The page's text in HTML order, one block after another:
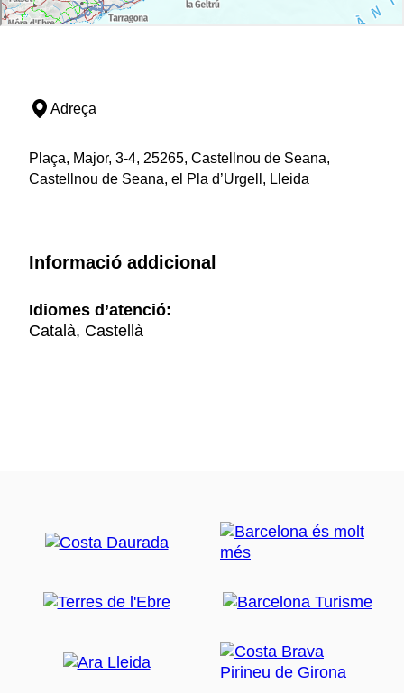
Adreça
Plaça, Major, 3-4, 25265, Castellnou de Seana,
Castellnou de Seana, el Pla d’Urgell, Lleida
Informació addicional
Idiomes d’atenció:
Català, Castellà